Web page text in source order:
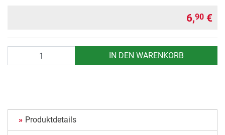
6,90 €
IN DEN WARENKORB
Produktdetails